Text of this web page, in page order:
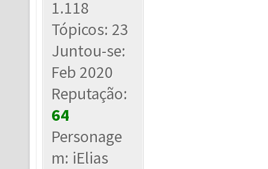
1.118
Tópicos: 23
Juntou-se:
Feb 2020
Reputação:
64
Personage
m: iElias